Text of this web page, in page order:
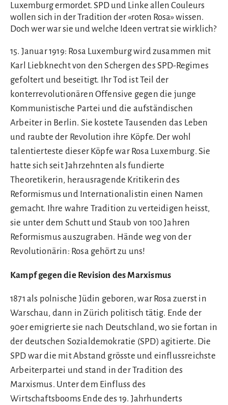
Luxemburg ermordet. SPD und Linke allen Couleurs
wollen sich in der Tradition der «roten Rosa» wissen.
Doch wer war sie und welche Ideen vertrat sie wirklich?
15. Januar 1919: Rosa Luxemburg wird zusammen mit
Karl Liebknecht von den Schergen des SPD-Regimes
gefoltert und beseitigt. Ihr Tod ist Teil der
konterrevolutionären Offensive gegen die junge
Kommunistische Partei und die aufständischen
Arbeiter in Berlin. Sie kostete Tausenden das Leben
und raubte der Revolution ihre Köpfe. Der wohl
talentierteste dieser Köpfe war Rosa Luxemburg. Sie
hatte sich seit Jahrzehnten als fundierte
Theoretikerin, herausragende Kritikerin des
Reformismus und Internationalistin einen Namen
gemacht. Ihre wahre Tradition zu verteidigen heisst,
sie unter dem Schutt und Staub von 100 Jahren
Reformismus auszugraben. Hände weg von der
Revolutionärin: Rosa gehört zu uns!
Kampf gegen die Revision des Marxismus
1871 als polnische Jüdin geboren, war Rosa zuerst in
Warschau, dann in Zürich politisch tätig. Ende der
90er emigrierte sie nach Deutschland, wo sie fortan in
der deutschen Sozialdemokratie (SPD) agitierte. Die
SPD war die mit Abstand grösste und einflussreichste
Arbeiterpartei und stand in der Tradition des
Marxismus. Unter dem Einfluss des
Wirtschaftsbooms Ende des 19. Jahrhunderts